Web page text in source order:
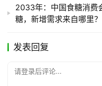
2033年：中国食糖消费
糖，新增需求来自哪里？
发表回复
请登录后评论...